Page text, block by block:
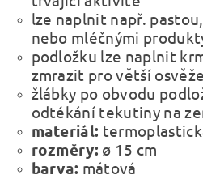
lze naplnit např.
nebo mléčnými
podložku lze naplnit
zmrazit pro větší
žlábky po obvodu
odtékání tekutiny na
materiál:
rozměry: ø 15 cm
barva: mátová